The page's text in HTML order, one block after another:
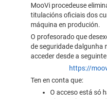
MooVi procedeuse
titulacións oficiais dos
máquina en produción.
O profesorado que
de seguridade dalgunha
acceder desde a
https://
Ten en conta que:
O acceso está só